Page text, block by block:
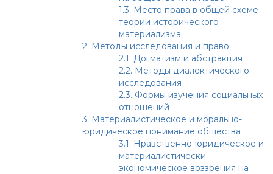
1.3. Место права в общей схеме
теории исторического
материализма
2. Методы исследования и право
2.1. Догматизм и абстракция
2.2. Методы диалектического
исследования
2.3. Формы изучения социальных
отношений
3. Материалистическое и морально-
юридическое понимание общества
3.1. Нравственно-юридическое и
материалистически-
экономическое воззрения на